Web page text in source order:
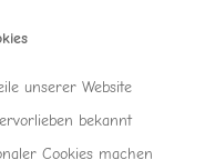
unserer Website
bekannt
Cookies machen